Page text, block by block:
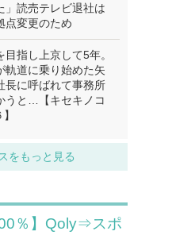
」読売テレビ退社は
点変更のため
目指し上京して5年。
軌道に乗り始めた矢
長に呼ばれて事務所
うと…【キセキノコ
をもっと見る
％】Qoly⇒スポ